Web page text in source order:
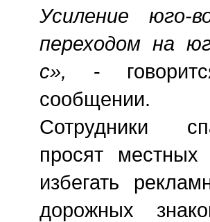
Усиление юго-
переходом на
с», -
сообщении.
Сотрудники
просят
избегать
дорожных